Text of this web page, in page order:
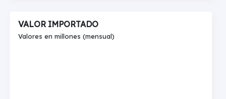
VALOR IMPORTADO
Valores en millones (mensual)